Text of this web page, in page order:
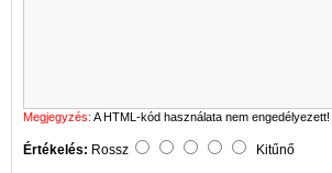
Megjegyzés: A HTML-kód használata nem engedélyezett!
Értékelés: Rossz
Kitűnő